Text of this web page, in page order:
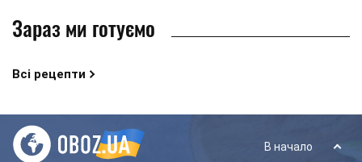
Зараз ми готуємо
Всі рецепти
В начало